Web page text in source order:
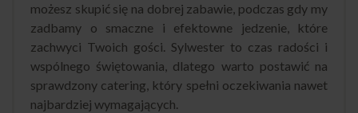
możesz skupić się na dobrej zabawie, podczas gdy my
zadbamy o smaczne i efektowne jedzenie, które
zachwyci Twoich gości. Sylwester to czas radości i
wspólnego świętowania, dlatego warto postawić na
sprawdzony catering, który spełni oczekiwania nawet
najbardziej wymagających.